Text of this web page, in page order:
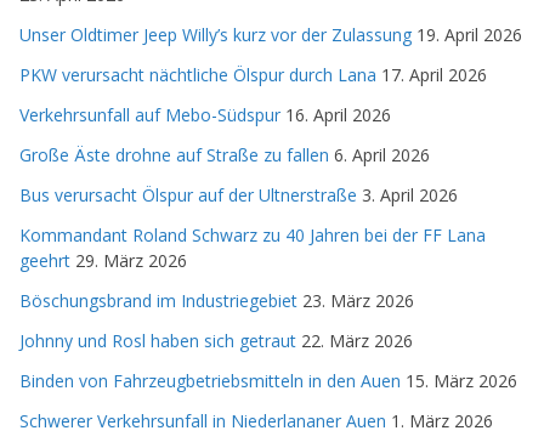
Unser Oldtimer Jeep Willy’s kurz vor der Zulassung 19. April 2026
PKW verursacht nächtliche Ölspur durch Lana 17. April 2026
Verkehrsunfall auf Mebo-Südspur 16. April 2026
Große Äste drohne auf Straße zu fallen 6. April 2026
Bus verursacht Ölspur auf der Ultnerstraße 3. April 2026
Kommandant Roland Schwarz zu 40 Jahren bei der FF Lana
geehrt 29. März 2026
Böschungsbrand im Industriegebiet 23. März 2026
Johnny und Rosl haben sich getraut 22. März 2026
Binden von Fahrzeugbetriebsmitteln in den Auen 15. März 2026
Schwerer Verkehrsunfall in Niederlananer Auen 1. März 2026